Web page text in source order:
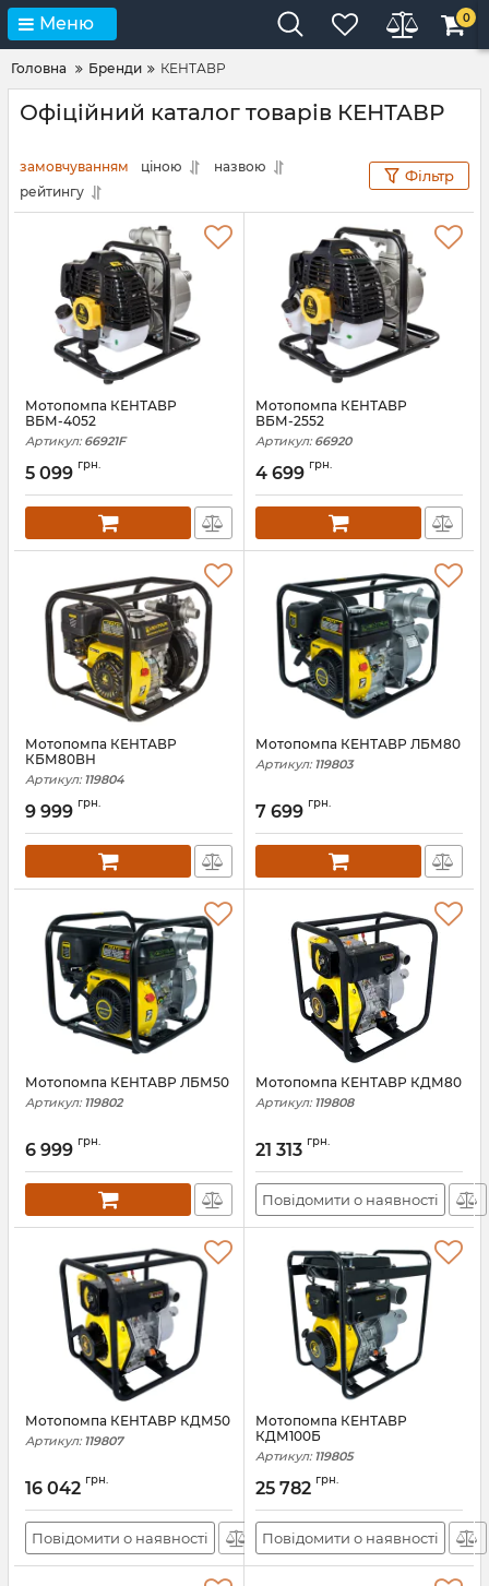
Меню 0
Головна Бренди КЕНТАВР
Офіційний каталог товарів КЕНТАВР
замовчуванням ціною
назвою
рейтингу
Фільтр
Мотопомпа КЕНТАВР
ВБМ-4052
Артикул: 66921F
5 099 грн.
Мотопомпа КЕНТАВР
ВБМ-2552
Артикул: 66920
4 699 грн.
Мотопомпа КЕНТАВР
КБМ80ВН
Артикул: 119804
9 999 грн.
Мотопомпа КЕНТАВР ЛБМ80
Артикул: 119803
7 699 грн.
Мотопомпа КЕНТАВР ЛБМ50
Артикул: 119802
6 999 грн.
Мотопомпа КЕНТАВР КДМ80
Артикул: 119808
21 313 грн.
Повідомити о наявності
Мотопомпа КЕНТАВР КДМ50
Артикул: 119807
16 042 грн.
Повідомити о наявності
Мотопомпа КЕНТАВР
КДМ100Б
Артикул: 119805
25 782 грн.
Повідомити о наявності